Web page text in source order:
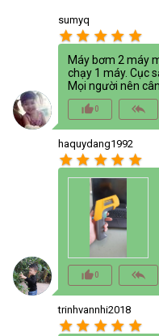
sumyq
star star star star star
Máy bơm 2 máy
chạy 1 máy. Cục
Mọi người nên
thumb_up_alt0 reply_all
haquydang1992
star star star star star
thumb_up_alt0 reply_all
trinhvannhi2018
star star star star star